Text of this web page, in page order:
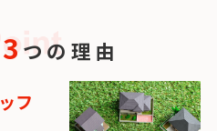
3 つの理由
フ